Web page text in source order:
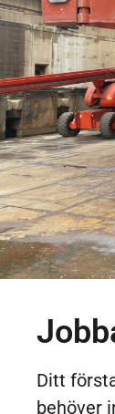
Ditt
behöver